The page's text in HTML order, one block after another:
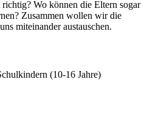
Wo können die Eltern sogar
Zusammen wollen wir die
miteinander austauschen.
(10-16 Jahre)